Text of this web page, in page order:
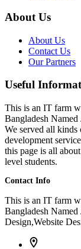
About Us
About Us
Contact Us
Our Partners
Useful
This is an IT farm
Bangladesh Named
We served all
development
this page is all
level students.
Contact Info
This is an IT farm
Bangladesh Named
Design,Website